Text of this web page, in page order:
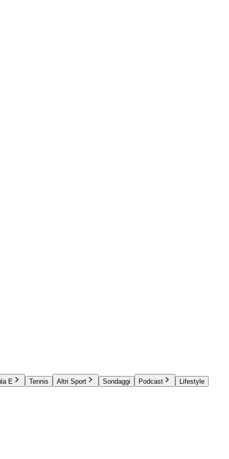
E Tennis Altri Sport Sondaggi Podcast Lifestyle